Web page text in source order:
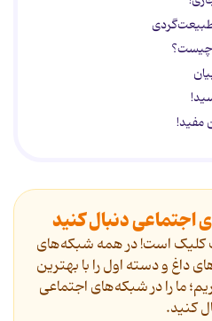
چیست؟
مفید!
اجتماعی دنبال کنید
کلیک است! در همه شبکه‌های
داغ و دسته اول را با بهترین
ما را در شبکه‌های اجتماعی
کنید.